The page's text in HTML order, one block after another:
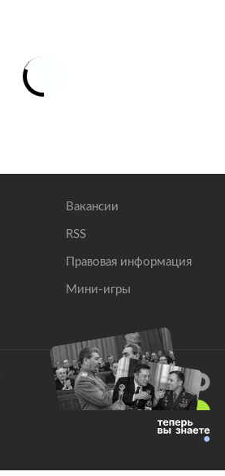
Вакансии
RSS
Правовая информация
Мини-игры
Все права защищены.